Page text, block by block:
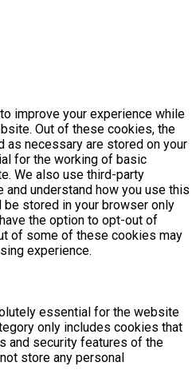
improve your experience while
Out of these cookies, the
as necessary are stored on your
for the working of basic
We also use third-party
understand how you use this
stored in your browser only
the option to opt-out of
of some of these cookies may
experience.
essential for the website
only includes cookies that
and security features of the
store any personal